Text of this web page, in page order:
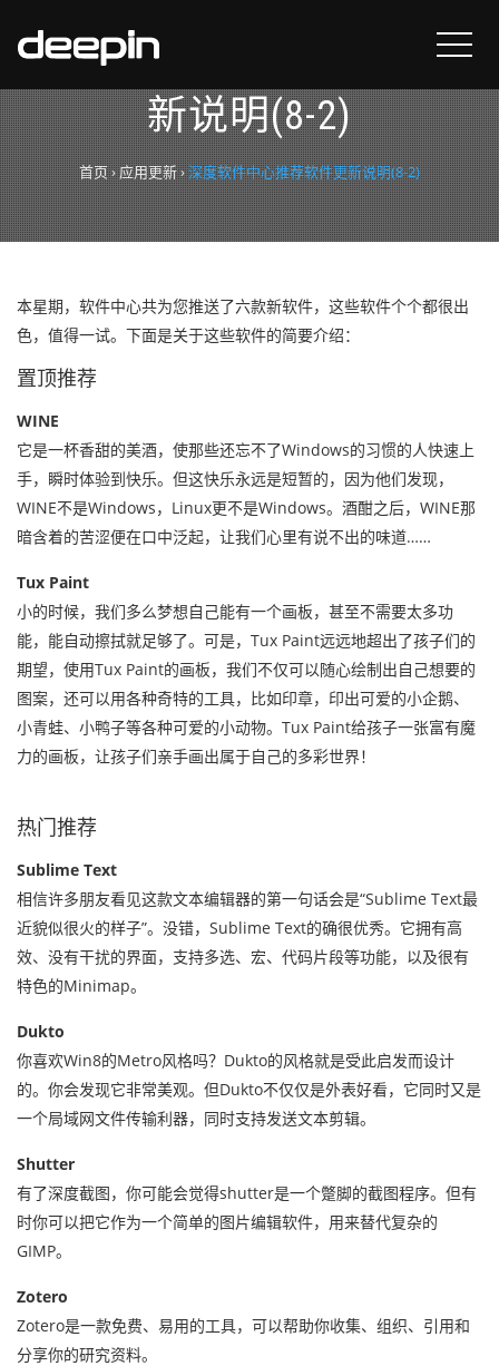
深度软件中心推荐软件更
新说明(8-2)
首页› 应用更新› 深度软件中心推荐软件更新说明(8-2)
本星期，软件中心共为您推送了六款新软件，这些软件个个都很出
色，值得一试。下面是关于这些软件的简要介绍：
置顶推荐
WINE
它是一杯香甜的美酒，使那些还忘不了Windows的习惯的人快速上
手，瞬时体验到快乐。但这快乐永远是短暂的，因为他们发现，
WINE不是Windows，Linux更不是Windows。酒酣之后，WINE那
暗含着的苦涩便在口中泛起，让我们心里有说不出的味道……
Tux Paint
小的时候，我们多么梦想自己能有一个画板，甚至不需要太多功
能，能自动擦拭就足够了。可是，Tux Paint远远地超出了孩子们的
期望，使用Tux Paint的画板，我们不仅可以随心绘制出自己想要的
图案，还可以用各种奇特的工具，比如印章，印出可爱的小企鹅、
小青蛙、小鸭子等各种可爱的小动物。Tux Paint给孩子一张富有魔
力的画板，让孩子们亲手画出属于自己的多彩世界！
热门推荐
Sublime Text
相信许多朋友看见这款文本编辑器的第一句话会是“Sublime Text最
近貌似很火的样子”。没错，Sublime Text的确很优秀。它拥有高
效、没有干扰的界面，支持多选、宏、代码片段等功能，以及很有
特色的Minimap。
Dukto
你喜欢Win8的Metro风格吗？Dukto的风格就是受此启发而设计
的。你会发现它非常美观。但Dukto不仅仅是外表好看，它同时又是
一个局域网文件传输利器，同时支持发送文本剪辑。
Shutter
有了深度截图，你可能会觉得shutter是一个蹩脚的截图程序。但有
时你可以把它作为一个简单的图片编辑软件，用来替代复杂的
GIMP。
Zotero
Zotero是一款免费、易用的工具，可以帮助你收集、组织、引用和
分享你的研究资料。